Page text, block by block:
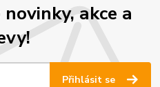
akce a
Přihlásit se